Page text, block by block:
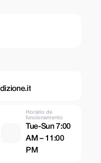
Horário de
funcionamento
Tue-Sun 7:00
AM – 11:00
PM